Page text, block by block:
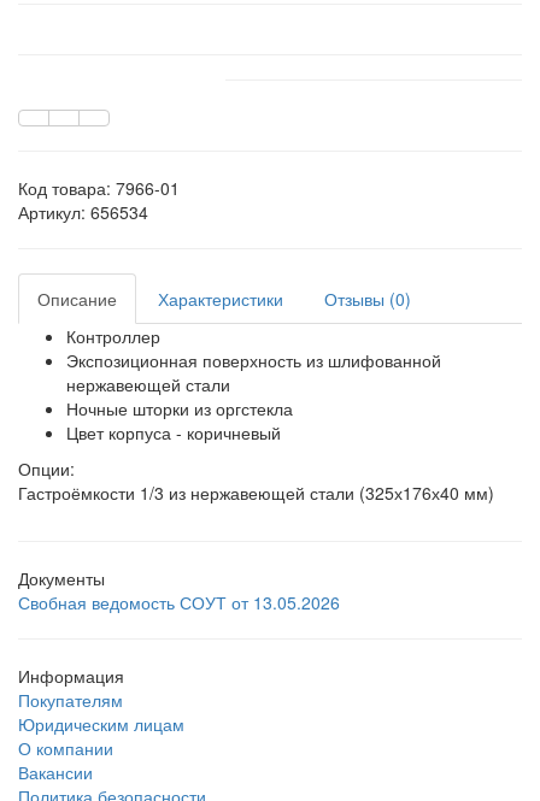
Код товара: 7966-01
Артикул: 656534
Описание Характеристики
Отзывы (0)
Контроллер
Экспозиционная поверхность из шлифованной
нержавеющей стали
Ночные шторки из оргстекла
Цвет корпуса - коричневый
Опции:
Гастроёмкости 1/3 из нержавеющей стали (325х176х40 мм)
Документы
Свобная ведомость СОУТ от 13.05.2026
Информация
Покупателям
Юридическим лицам
О компании
Вакансии
Политика безопасности